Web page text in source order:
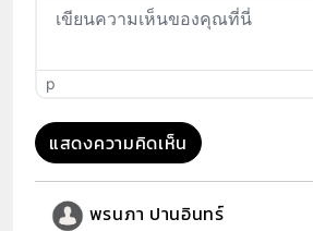
p
แสดงความคิดเห็น
พรนภา ปานอินทร์